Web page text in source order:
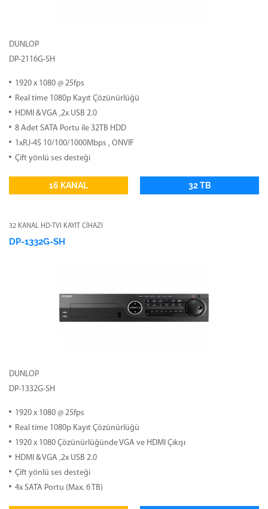
DUNLOP
DP-2116G-SH
1920 x 1080 @ 25fps
Real time 1080p Kayıt Çözünürlüğü
HDMI & VGA ,2x USB 2.0
8 Adet SATA Portu ile 32TB HDD
1xRJ-45 10/100/1000Mbps , ONVIF
Çift yönlü ses desteği
16 KANAL 32 TB
32 KANAL HD-TVI KAYIT CİHAZI
DP-1332G-SH
DUNLOP
DP-1332G-SH
1920 x 1080 @ 25fps
Real time 1080p Kayıt Çözünürlüğü
1920 x 1080 Çözünürlüğünde VGA ve HDMI Çıkışı
HDMI & VGA ,2x USB 2.0
Çift yönlü ses desteği
4x SATA Portu (Max. 6 TB)